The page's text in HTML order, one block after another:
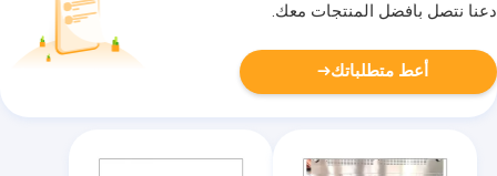
دعنا نتصل بأفضل المنتجات معك.
أعط متطلباتك